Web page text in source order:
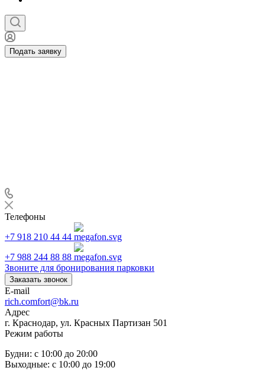
Подать заявку
Телефоны
+7 918 210 44 44
+7 988 244 88 88
Звоните для бронирования парковки
Заказать звонок
E-mail
rich.comfort@bk.ru
Адрес
г. Краснодар, ул. Красных Партизан 501
Режим работы
Будни: с 10:00 до 20:00
Выходные: с 10:00 до 19:00